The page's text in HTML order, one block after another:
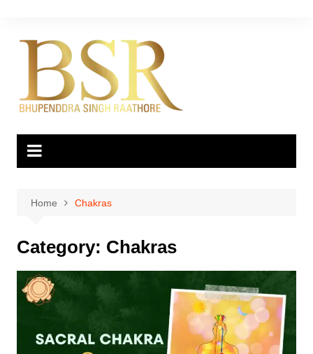
content
Home Chakras
Category: Chakras